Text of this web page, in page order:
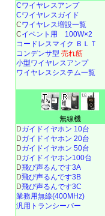
Cワイヤレスアンプ
Cワイヤレスガイド
Cワイヤレス増設一覧
Cイベント用 100W×2
コードレスマイク ＢＬＴ
コンデンサ型 売れ筋
小型ワイヤレスアンプ
ワイヤレスシステム一覧
無線機
Dガイドイヤホン 10台
Dガイドイヤホン 20台
Dガイドイヤホン 50台
Dガイドイヤホン100台
D飛び声るんです3A
D飛び声るんです3B
D飛び声るんです3C
業務用無線(400MHz)
汎用トランシーバー